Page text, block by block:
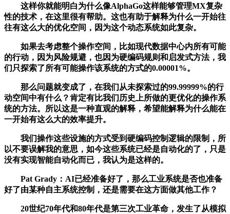
这样你就能明白为什么像AlphaGo这样能够管理MX复杂
性的技术，在这里很有帮助。这也有助于解释为什么一开始往
往有这么大的优化空间，因为这个动态系统如此复杂。
如果去考虑整个操作空间，比如现代数据中心内所有可能
的行动，因为风险规避，也因为硬编码规则和启发式方法，我
们只探索了所有可能操作该系统的方式的0.00001%。
那么问题就变成了，在我们从未探索过的99.99999%的行
动空间中有什么？肯定有比我们历史上所做的更优化的操作系
统的方法。所以这是一种直观的解释，希望能解释为什么能在
一开始有这么大的效率提升。
我们操作这些设施的方式受到硬编码控制逻辑的限制，所
以不要误解我的意思，如今这些系统已经是自动化的了，只是
没有实现智能自动化而已，我认为是这样的。
Pat Grady：AI已经准备好了，那么工业系统是否也准备
好了由某种自主系统控制，还是需要在这方面做其他工作？
20世纪70年代和80年代是第三次工业革命，发生了从模拟